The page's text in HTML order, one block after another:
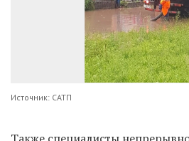
Источник: САТП